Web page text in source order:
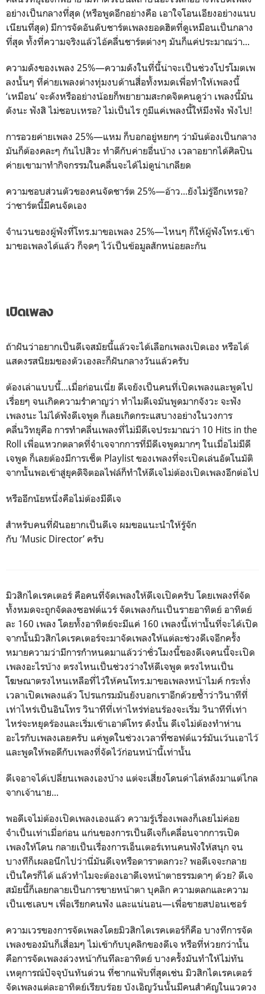
อย่างเป็นกลางที่สุด (หรือพูดอีกอย่างคือ เอาใจโอนเอียงอย่างแนบ
เนียนที่สุด) มีการจัดอันดับชาร์ตเพลงยอดฮิตที่ดูเหมือนเป็นกลาง
ที่สุด ทั้งที่ความจริงแล้วไอ้คลื่นชาร์ตต่างๆ มันก็แค่ประมาณว่า...
ความดังของเพลง 25%—ความดังในที่นี้น่าจะเป็นช่วงโปรโมตเพ
ลงนั้นๆ ที่ค่ายเพลงต่างทุ่มงบด้านสื่อทั้งหมดเพื่อทำให้เพลงนี้
‘เหมือน’ จะดังหรืออย่างน้อยก็พยายามสะกดจิตคนดูว่า เพลงนี้มัน
ดังนะ ฟังสิ ไม่ชอบเหรอ? ไม่เป็นไร กูมีแค่เพลงนี้ให้มึงฟัง ฟังไป!
การอวยค่ายเพลง 25%—แหม ก็บอกอยู่หยกๆ ว่ามันต้องเป็นกลาง
มันก็ต้องคละๆ กันไปสิวะ ทำดีกับค่ายอื่นบ้าง เวลาอยากได้ศิลปิน
ค่ายเขามาทำกิจกรรมในคลื่นจะได้ไม่ดูน่าเกลียด
ความชอบส่วนตัวของคนจัดชาร์ต 25%—อ้าว...ยังไม่รู้อีกเหรอ?
ว่าชาร์ตนี้มีคนจัดเอง
จำนวนของผู้ฟังที่โทร.มาขอเพลง 25%—ไหนๆ ก็ให้ผู้ฟังโทร.เข้า
มาขอเพลงได้แล้ว ก็จดๆ ไว้เป็นข้อมูลสักหน่อยละกัน
เปิดเพลง
ถ้าฝันว่าอยากเป็นดีเจสมัยนี้แล้วจะได้เลือกเพลงเปิดเอง หรือได้
แสดงรสนิยมของตัวเองละก็ฝันกลางวันแล้วครับ
ต้องเล่าแบบนี้...เมื่อก่อนเนี่ย ดีเจยังเป็นคนที่เปิดเพลงและพูดไป
เรื่อยๆ จนเกิดความรำคาญว่า ทำไมดีเจมันพูดมากจังวะ จะฟัง
เพลงนะ ไม่ได้ฟังดีเจพูด ก็เลยเกิดกระแสบางอย่างในวงการ
คลื่นวิทยุคือ การทำคลื่นเพลงที่ไม่มีดีเจประมาณว่า 10 Hits in the
Roll เพื่อแหวกตลาดที่จำเจจากการที่มีดีเจพูดมากๆ ในเมื่อไม่มีดี
เจพูด ก็เลยต้องมีการเซ็ต Playlist ของเพลงที่จะเปิดเล่นอัตโนมัติ
จากนั้นพอเข้าสู่ยุคดิจิตอลไฟล์ก็ทำให้ดีเจไม่ต้องเปิดเพลงอีกต่อไป
หรืออีกนัยหนึ่งคือไม่ต้องมีดีเจ
สำหรับคนที่ฝันอยากเป็นดีเจ ผมขอแนะนำให้รู้จัก
กับ ‘Music Director’ ครับ
มิวสิกไดเรคเตอร์ คือคนที่จัดเพลงให้ดีเจเปิดครับ โดยเพลงที่จัด
ทั้งหมดจะถูกจัดลงซอฟต์แวร์ จัดเพลงกันเป็นรายอาทิตย์ อาทิตย์
ละ 160 เพลง โดยทั้งอาทิตย์จะมีแค่ 160 เพลงนี้เท่านั้นที่จะได้เปิด
จากนั้นมิวสิกไดเรคเตอร์จะมาจัดเพลงให้แต่ละช่วงดีเจอีกครั้ง
หมายความว่ามีการกำหนดมาแล้วว่าชั่วโมงนี้ของดีเจคนนี้จะเปิด
เพลงอะไรบ้าง ตรงไหนเป็นช่วงว่างให้ดีเจพูด ตรงไหนเป็น
โฆษณาตรงไหนเหลือที่ไว้ให้คนโทร.มาขอเพลงหน้าไมค์ กระทั่ง
เวลาเปิดเพลงแล้ว โปรแกรมมันยังบอกเราอีกด้วยซ้ำว่าวินาทีที่
เท่าไหร่เป็นอินโทร วินาทีที่เท่าไหร่ท่อนร้องจะเริ่ม วินาทีที่เท่า
ไหร่จะหยุดร้องและเริ่มเข้าเอาต์โทร ดังนั้น ดีเจไม่ต้องทำห่าน
อะไรกับเพลงเลยครับ แค่พูดในช่วงเวลาที่ซอฟต์แวร์มันเว้นเอาไว้
และพูดให้พอดีกับเพลงที่จัดไว้ก่อนหน้านี้เท่านั้น
ดีเจอาจได้เปลี่ยนเพลงเองบ้าง แต่จะเสี่ยงโดนด่าไล่หลังมาแต่ไกล
จากเจ้านาย...
พอดีเจไม่ต้องเปิดเพลงเองแล้ว ความรู้เรื่องเพลงก็เลยไม่ค่อย
จำเป็นเท่าเมื่อก่อน แก่นของการเป็นดีเจก็เคลื่อนจากการเปิด
เพลงให้โดน กลายเป็นเรื่องการเอ็นเตอร์เทนคนฟังให้สนุก จน
บางทีก็เผลอนึกไปว่านี่มันดีเจหรือดาราตลกวะ? พอดีเจจะกลาย
เป็นใครก็ได้ แล้วทำไมจะต้องเอาดีเจหน้าตาธรรมดาๆ ด้วย? ดีเจ
สมัยนี้ก็เลยกลายเป็นการขายหน้าตา บุคลิก ความตลกและความ
เป็นเซเลบฯ เพื่อเรียกคนฟัง และแน่นอน—เพื่อขายสปอนเซอร์
ความเวรของการจัดเพลงโดยมิวสิกไดเรคเตอร์ก็คือ บางทีการจัด
เพลงของมันก็เสื่อมๆ ไม่เข้ากับบุคลิกของดีเจ หรือที่ห่วยกว่านั้น
คือการจัดเพลงล่วงหน้ากันทีละอาทิตย์ บางครั้งมันทำให้ไม่ทัน
เหตุการณ์ปัจจุบันทันด่วน ที่ซากแฟ้บที่สุดเช่น มิวสิกไดเรคเตอร์
จัดเพลงแต่ละอาทิตย์เรียบร้อย บังเอิญวันนั้นมีคนสำคัญในแวดวง